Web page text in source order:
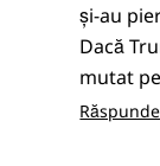
și-au
Dacă
mutat pe
Răspunde